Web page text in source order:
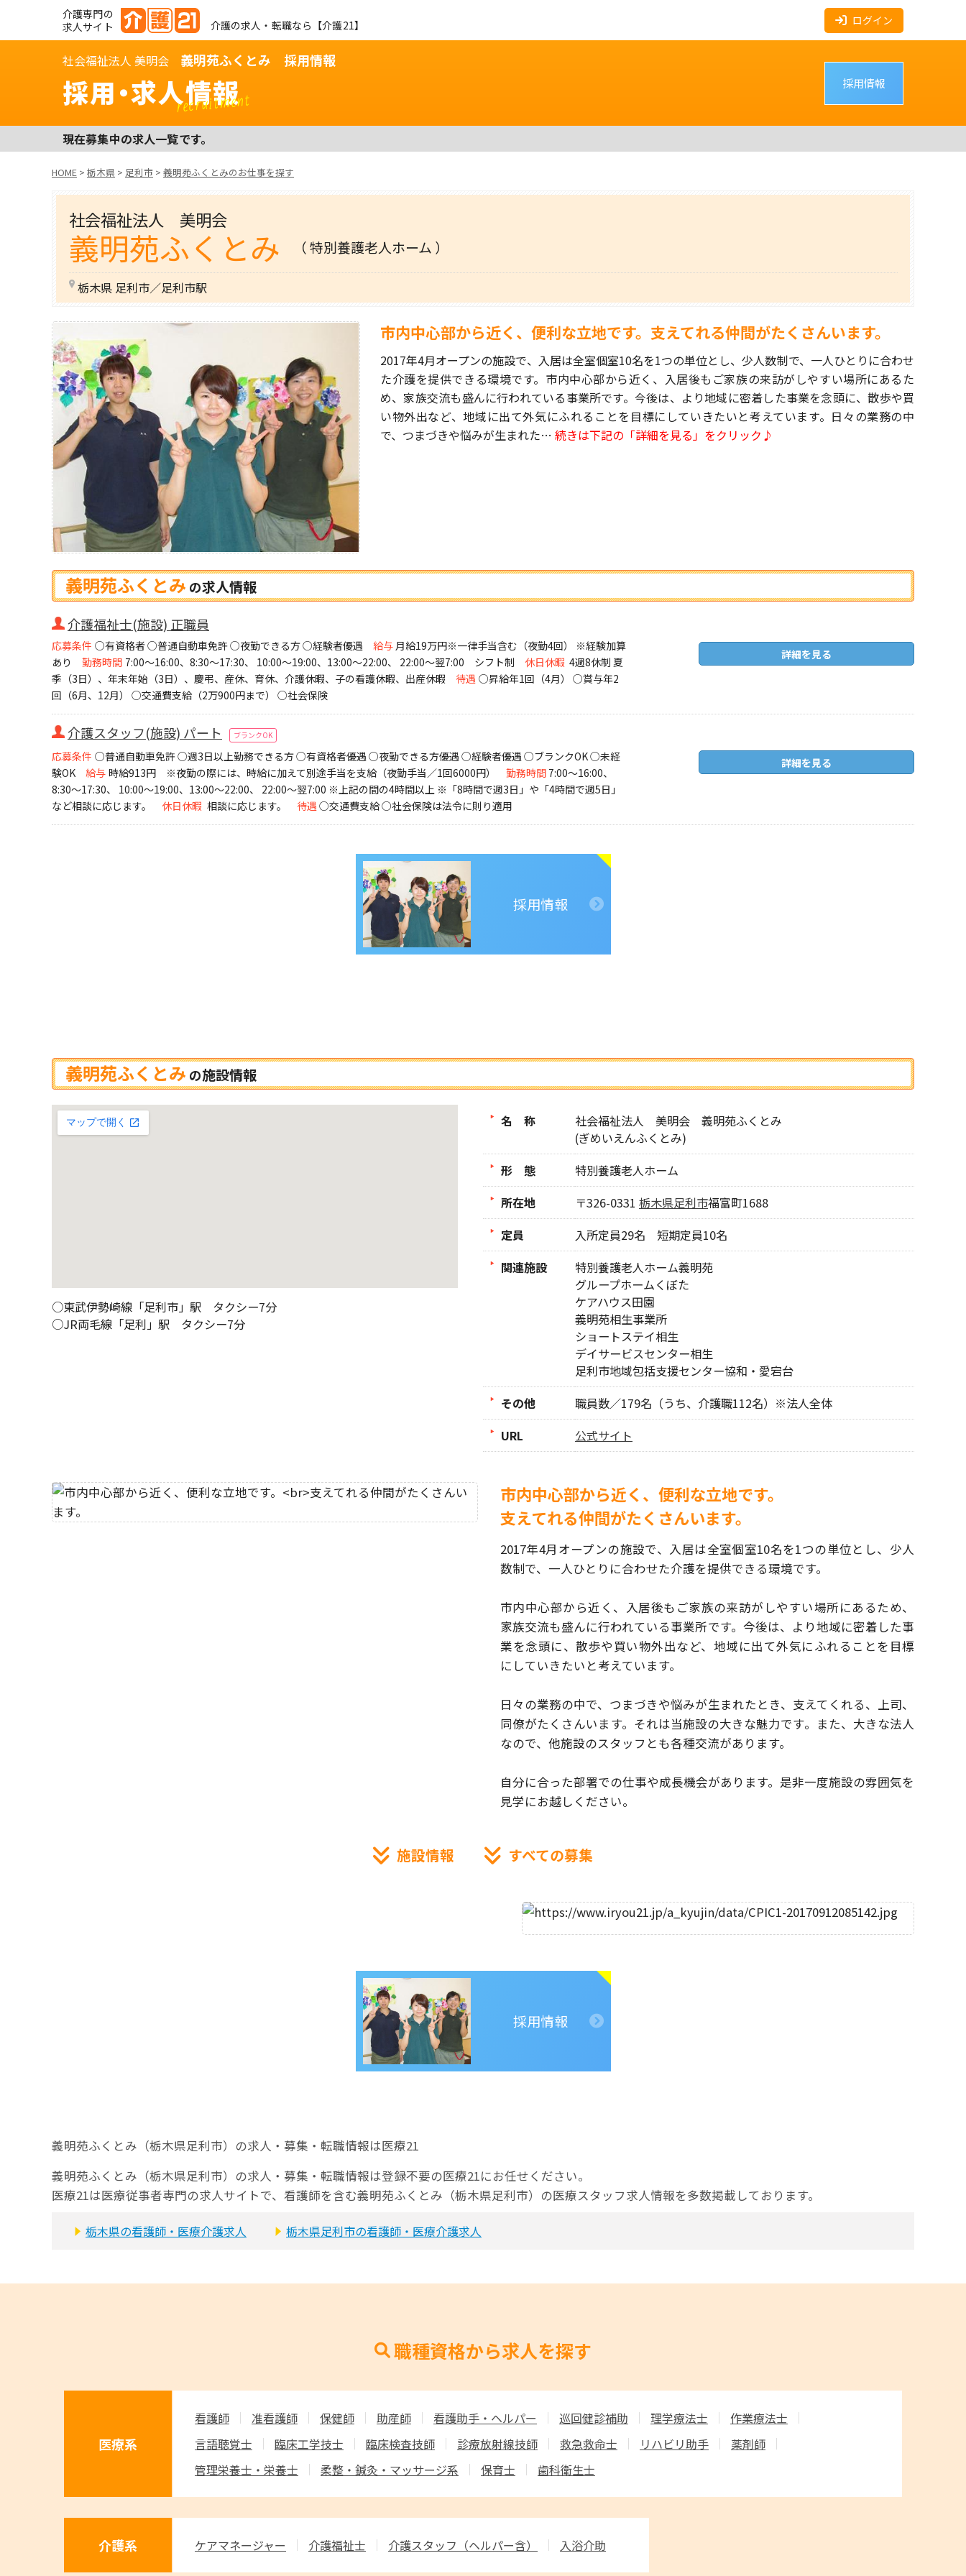
介護専門の
求人サイト
介護の求人・転職なら【介護21】 ログイン
社会福祉法人 美明会 義明苑ふくとみ 採用情報
採用・求人情報
recruitment
採用情報
現在募集中の求人一覧です。
HOME > 栃木県 > 足利市 > 義明苑ふくとみのお仕事を探す
社会福祉法人 美明会
義明苑ふくとみ （ 特別養護老人ホーム ）
栃木県 足利市／足利市駅
市内中心部から近く、便利な立地です。支えてれる仲間がたくさんいます。
2017年4月オープンの施設で、入居は全室個室10名を1つの単位とし、少人数制で、一人ひとりに合わせ
た介護を提供できる環境です。市内中心部から近く、入居後もご家族の来訪がしやすい場所にあるた
め、家族交流も盛んに行われている事業所です。今後は、より地域に密着した事業を念頭に、散歩や買
い物外出など、地域に出て外気にふれることを目標にしていきたいと考えています。日々の業務の中
で、つまづきや悩みが生まれた… 続きは下記の「詳細を見る」をクリック♪
義明苑ふくとみ の求人情報
介護福祉士(施設) 正職員
応募条件 ○有資格者 ○普通自動車免許 ○夜勤できる方 ○経験者優遇 給与 月給19万円※一律手当含む（夜勤4回） ※経験加算
あり
勤務時間 7:00～16:00、8:30～17:30、 10:00～19:00、13:00～22:00、 22:00～翌7:00 シフト制 休日休暇 4週8休制 夏
季（3日）、年末年始（3日）、慶弔、産休、育休、介護休暇、子の看護休暇、出産休暇
待遇 ○昇給年1回（4月） ○賞与年2
回（6月、12月） ○交通費支給（2万900円まで） ○社会保険
詳細を見る
介護スタッフ(施設) パート ブランクOK
応募条件 ○普通自動車免許 ○週3日以上勤務できる方 ○有資格者優遇 ○夜勤できる方優遇 ○経験者優遇 ○ブランクOK ○未経
験OK
給与 時給913円 ※夜勤の際には、時給に加えて別途手当を支給（夜勤手当／1回6000円） 勤務時間 7:00～16:00、
8:30～17:30、 10:00～19:00、13:00～22:00、 22:00～翌7:00 ※上記の間の4時間以上 ※「8時間で週3日」や「4時間で週5日」
など相談に応じます。
休日休暇 相談に応じます。 待遇 ○交通費支給 ○社会保険は法令に則り適用
詳細を見る
採用情報
義明苑ふくとみ の施設情報
○東武伊勢崎線「足利市」駅 タクシー7分
○JR両毛線「足利」駅 タクシー7分
名 称
社会福祉法人 美明会 義明苑ふくとみ
(ぎめいえんふくとみ)
形 態
特別養護老人ホーム
所在地
〒326-0331 栃木県足利市福富町1688
定員
入所定員29名 短期定員10名
関連施設
特別養護老人ホーム義明苑
グループホームくぼた
ケアハウス田園
義明苑相生事業所
ショートステイ相生
デイサービスセンター相生
足利市地域包括支援センター協和・愛宕台
その他
職員数／179名（うち、介護職112名）※法人全体
URL
公式サイト
市内中心部から近く、便利な立地です。
支えてれる仲間がたくさんいます。
2017年4月オープンの施設で、入居は全室個室10名を1つの単位とし、 少人
数制で、一人ひとりに合わせた介護を提供できる環境です。
市内中心部から近く、入居後もご家族の来訪がしやすい場所にあるため、
家族交流も盛んに行われている事業所です。 今後は、より地域に密着した事
業を念頭に、散歩や買い物外出など、 地域に出て外気にふれることを目標
にしていきたいと考えています。
日々の業務の中で、つまづきや悩みが生まれたとき、支えてくれる、
上司、
同僚がたくさんいます。それは当施設の大きな魅力です。 また、大きな法人
なので、他施設のスタッフとも各種交流があります。
自分に合った部署での仕事や成長機会があります。 是非一度施設の雰囲気を
見学にお越しください。
施設情報 すべての募集
採用情報
義明苑ふくとみ（栃木県足利市）の求人・募集・転職情報は医療21
義明苑ふくとみ（栃木県足利市）の求人・募集・転職情報は登録不要の医療21にお任せください。
医療21は医療従事者専門の求人サイトで、看護師を含む義明苑ふくとみ（栃木県足利市）の医療スタッフ求人情報を多数掲載しております。
栃木県の看護師・医療介護求人 栃木県足利市の看護師・医療介護求人
職種資格から求人を探す
医療系
看護師 准看護師 保健師 助産師 看護助手・ヘルパー 巡回健診補助 理学療法士
作業療法士
言語聴覚士
臨床工学技士 臨床検査技師 診療放射線技師 救急救命士 リハビリ助手
薬剤師
管理栄養士・栄養士
柔整・鍼灸・マッサージ系 保育士 歯科衛生士
介護系 ケアマネージャー 介護福祉士 介護スタッフ （ヘルパー含） 入浴介助